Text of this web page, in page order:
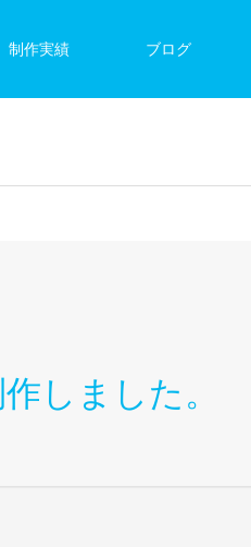
制作実績 ブログ
しました。